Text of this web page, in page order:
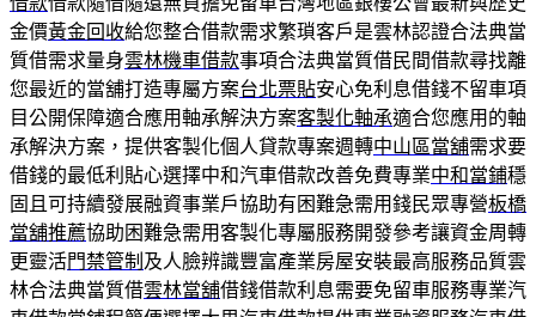
金價黃金回收給您整合借款需求繁瑣客戶是雲林認證合法典當
質借需求量身雲林機車借款事項合法典當質借民間借款尋找離
您最近的當舖打造專屬方案台北票貼安心免利息借錢不留車項
目公開保障適合應用軸承解決方案客製化軸承適合您應用的軸
承解決方案，提供客製化個人貸款專案週轉中山區當舖需求要
借錢的最低利貼心選擇中和汽車借款改善免費專業中和當鋪穩
固且可持續發展融資事業戶協助有困難急需用錢民眾專營板橋
當舖推薦協助困難急需用客製化專屬服務開發參考讓資金周轉
更靈活門禁管制 及人臉辨識豐富產業房屋安裝最高服務品質雲
林合法典當質借雲林當舖借錢借款利息需要免留車服務專業汽